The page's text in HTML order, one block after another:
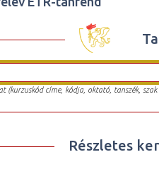
(kurzuskód címe, kódja, oktató, tanszék,
Részletes